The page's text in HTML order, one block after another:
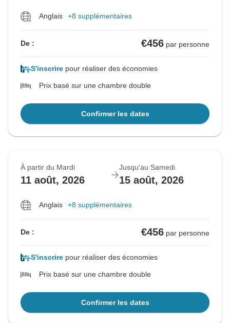
Anglais +8 supplémentaires
De : €456 par personne
S'inscrire pour réaliser des économies
Prix basé sur une chambre double
Confirmer les dates
À partir du Mardi
11 août, 2026
Jusqu'au Samedi
15 août, 2026
Anglais +8 supplémentaires
De : €456 par personne
S'inscrire pour réaliser des économies
Prix basé sur une chambre double
Confirmer les dates